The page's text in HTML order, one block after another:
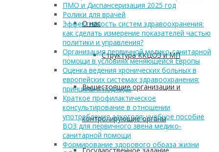
О нас
Структура ККЦОЗ и МП
Вышестоящие организации и
контролирующие органы
ПМО и Диспансеризация 2025 год
Ролики для врачей
Эффективность систем здравоохранения:
как сделать измерение показателей частью
политики и управления?
Организация первичной медико-санитарной
помощи в условиях меняющейся Европы
Оценка ведения хронических больных в
европейских системах здравоохранения:
принципы и подходы
Краткое профилактическое
консультирование в отношении
употребления алкоголя: учебное пособие
ВОЗ для первичного звена медико-
санитарной помощи
Формирование здорового образа жизни